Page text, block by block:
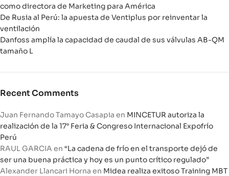
como directora de Marketing para América
De Rusia al Perú: la apuesta de Ventiplus por reinventar la
ventilación
Danfoss amplía la capacidad de caudal de sus válvulas AB-QM
tamaño L
Recent Comments
Juan Fernando Tamayo Casapia en MINCETUR autoriza la
realización de la 17° Feria & Congreso Internacional Expofrío
Perú
RAUL GARCIA en “La cadena de frío en el transporte dejó de
ser una buena práctica y hoy es un punto crítico regulado”
Alexander Llancari Horna en Midea realiza exitoso Training MBT